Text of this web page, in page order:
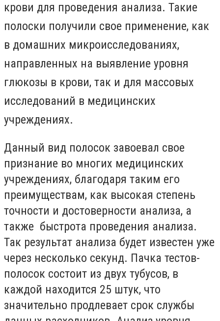
крови для проведения анализа. Такие
полоски получили свое применение, как
в домашних микроисследованиях,
направленных на выявление уровня
глюкозы в крови, так и для массовых
исследований в медицинских
учреждениях.
Данный вид полосок завоевал свое
признание во многих медицинских
учреждениях, благодаря таким его
преимуществам, как высокая степень
точности и достоверности анализа, а
также быстрота проведения анализа.
Так результат анализа будет известен уже
через несколько секунд. Пачка тестов-
полосок состоит из двух тубусов, в
каждой находится 25 штук, что
значительно продлевает срок службы